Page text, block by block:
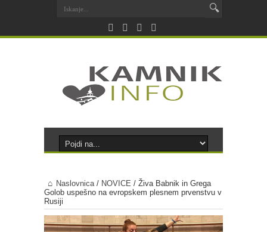
Naslovnica/ NOVICE / Živa Babnik in Grega
Golob uspešno na evropskem plesnem prvenstvu v
Rusiji